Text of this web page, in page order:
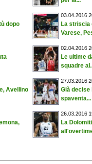
dopo
03.04.2016
La striscia
Varese,
02.04.2016
Le ultime
squadre
Avellino
27.03.2016
Già decise
spaventa...
26.03.2016
La